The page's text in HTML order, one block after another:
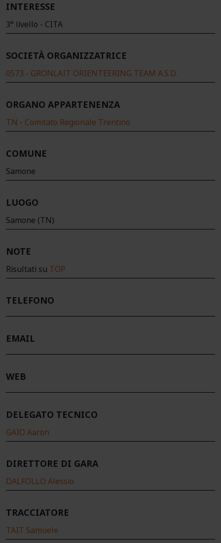
INTERESSE
3° livello - CITA
SOCIETÀ ORGANIZZATRICE
0573 - GRONLAIT ORIENTEERING TEAM A.S.D.
ORGANO APPARTENENZA
TN - Comitato Regionale Trentino
COMUNE
Samone
LUOGO
Samone (TN)
NOTE
Risultati su TOP
TELEFONO
EMAIL
WEB
DELEGATO TECNICO
GAIO Aaron
DIRETTORE DI GARA
DALFOLLO Alessio
TRACCIATORE
TAIT Samuele